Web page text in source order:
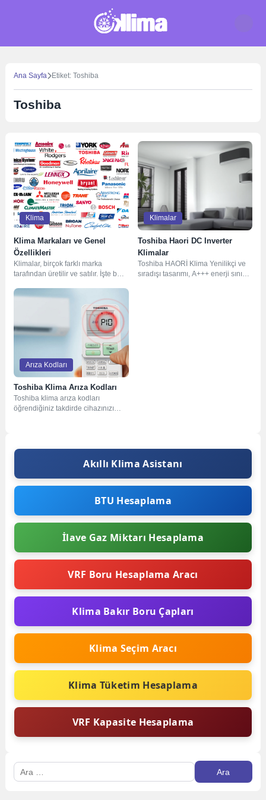
Ana Sayfa Etiket: Toshiba
Toshiba
Klima
Klima Markaları ve Genel
Özellikleri
Klimalar, birçok farklı marka
tarafından üretilir ve satılır. İşte bazı
Klimalar
Toshiba Haori DC Inverter
Klimalar
Toshiba HAORİ Klima Yenilikçi ve
sıradışı tasarımı, A+++ enerji sınıfı
Arıza Kodları
Toshiba Klima Arıza Kodları
Toshiba klima arıza kodları
öğrendiğiniz takdirde cihazınızı
Akıllı Klima Asistanı
BTU Hesaplama
İlave Gaz Miktarı Hesaplama
VRF Boru Hesaplama Aracı
Klima Bakır Boru Çapları
Klima Seçim Aracı
Klima Tüketim Hesaplama
VRF Kapasite Hesaplama
Arama: